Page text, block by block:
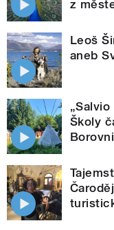
z
Leoš
aneb
Školy